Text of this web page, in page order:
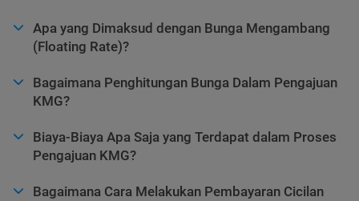
Apa yang Dimaksud dengan Bunga Mengambang
(Floating Rate)?
Bagaimana Penghitungan Bunga Dalam Pengajuan
KMG?
Biaya-Biaya Apa Saja yang Terdapat dalam Proses
Pengajuan KMG?
Bagaimana Cara Melakukan Pembayaran Cicilan